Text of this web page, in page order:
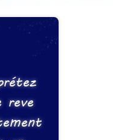
reve